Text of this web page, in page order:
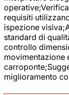
requisiti
ispezione
standard di
controllo
movimentazione
miglioramento